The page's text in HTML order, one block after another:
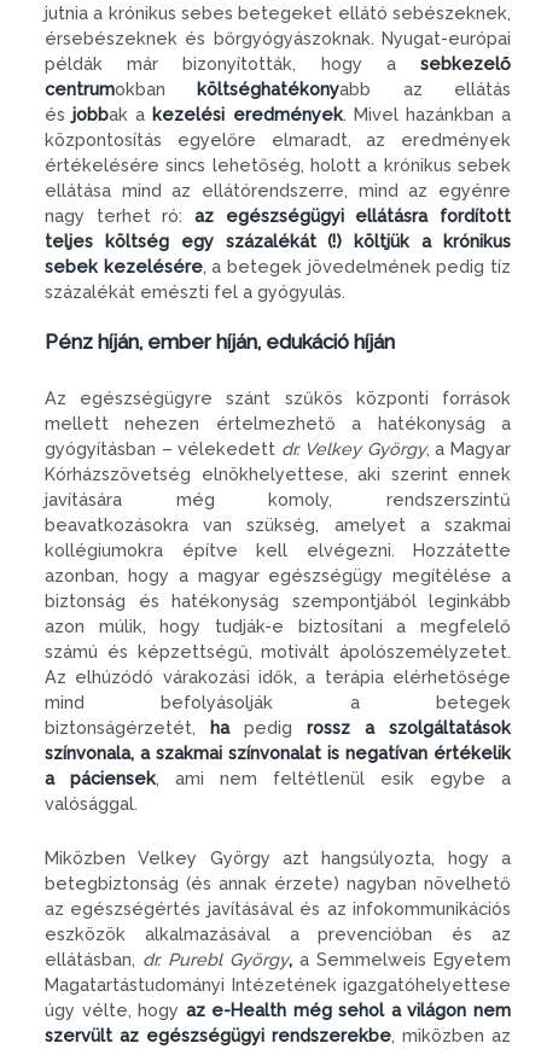
jutnia a krónikus sebes betegeket ellátó sebészeknek,
érsebészeknek és bőrgyógyászoknak. Nyugat-európai
példák már bizonyították, hogy a sebkezelő
centrumokban költséghatékonyabb az ellátás
ésjobbak a kezelési eredmények. Mivel hazánkban a
központosítás egyelőre elmaradt, az eredmények
értékelésére sincs lehetőség, holott a krónikus sebek
ellátása mind az ellátórendszerre, mind az egyénre
nagy terhet ró: az egészségügyi ellátásra fordított
teljes költség egy százalékát (!) költjük a krónikus
sebek kezelésére, a betegek jövedelmének pedig tíz
százalékát emészti fel a gyógyulás.
Pénz híján, ember híján, edukáció híján
Az egészségügyre szánt szűkös központi források
mellett nehezen értelmezhető a hatékonyság a
gyógyításban – vélekedett dr. Velkey György, a Magyar
Kórházszövetség elnökhelyettese, aki szerint ennek
javítására még komoly, rendszerszintű
beavatkozásokra van szükség, amelyet a szakmai
kollégiumokra építve kell elvégezni. Hozzátette
azonban, hogy a magyar egészségügy megítélése a
biztonság és hatékonyság szempontjából leginkább
azon múlik, hogy tudják-e biztosítani a megfelelő
számú és képzettségű, motivált ápolószemélyzetet.
Az elhúzódó várakozási idők, a terápia elérhetősége
mind befolyásolják a betegek
biztonságérzetét, hapedig rossz a szolgáltatások
színvonala, a szakmai színvonalat is negatívan értékelik
a páciensek, ami nem feltétlenül esik egybe a
valósággal.
Miközben Velkey György azt hangsúlyozta, hogy a
betegbiztonság (és annak érzete) nagyban növelhető
az egészségértés javításával és az infokommunikációs
eszközök alkalmazásával a prevencióban és az
ellátásban, dr. Purebl György, a Semmelweis Egyetem
Magatartástudományi Intézetének igazgatóhelyettese
úgy vélte, hogy az e-Health még sehol a világon nem
szervült az egészségügyi rendszerekbe, miközben az